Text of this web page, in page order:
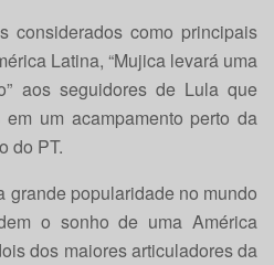
considerados como principais
Latina, “Mujica levará uma
aos seguidores de Lula que
um acampamento perto da
do PT.
grande popularidade no mundo
o sonho de uma América
dos maiores articuladores da